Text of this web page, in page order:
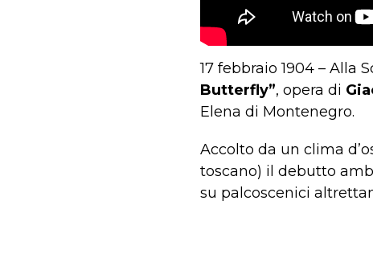
17 febbraio 1904 – Alla
Butterfly”, opera di
Elena di Montenegro.
Accolto da un clima
toscano) il debutto
su palcoscenici